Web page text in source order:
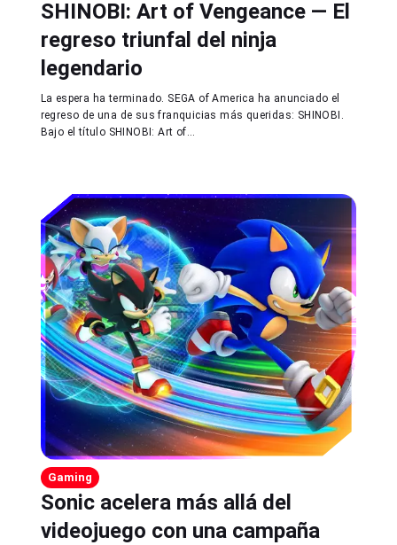
SHINOBI: Art of Vengeance — El
regreso triunfal del ninja
legendario
La espera ha terminado. SEGA of America ha anunciado el
regreso de una de sus franquicias más queridas: SHINOBI.
Bajo el título SHINOBI: Art of...
Gaming
Sonic acelera más allá del
videojuego con una campaña